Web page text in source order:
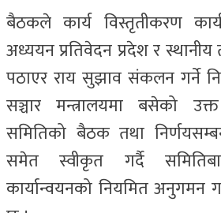
बैठकले कार्य विस्तृतीकरण
अध्ययन प्रतिवेदन प्रदेश र
पठाएर राय सुझाव संकलन गर्ने
सञ्चार मन्त्रालयमा बसेको
समितिको बैठक तथा
समेत स्वीकृत गर्दै
कार्यान्वयनको नियमित अनुगमन